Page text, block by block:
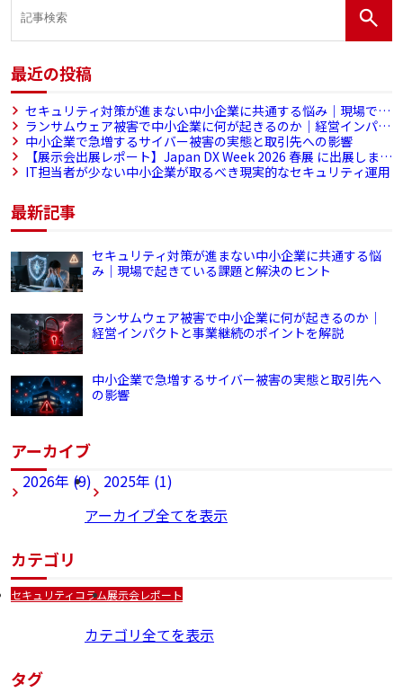
最近の投稿
セキュリティ対策が進まない中小企業に共通する悩み｜現場で起
きている課題と解決のヒント
ランサムウェア被害で中小企業に何が起きるのか｜経営インパク
トと事業継続のポイントを解説
中小企業で急増するサイバー被害の実態と取引先への影響
【展示会出展レポート】Japan DX Week 2026 春展 に出展しまし
た
IT担当者が少ない中小企業が取るべき現実的なセキュリティ運用
最新記事
セキュリティ対策が進まない中小企業に共通する悩
み｜現場で起きている課題と解決のヒント
ランサムウェア被害で中小企業に何が起きるのか｜
経営インパクトと事業継続のポイントを解説
中小企業で急増するサイバー被害の実態と取引先へ
の影響
アーカイブ
2026年 (9)
2025年 (1)
アーカイブ全てを表示
カテゴリ
セキュリティコラム展示会レポート
カテゴリ全てを表示
タグ